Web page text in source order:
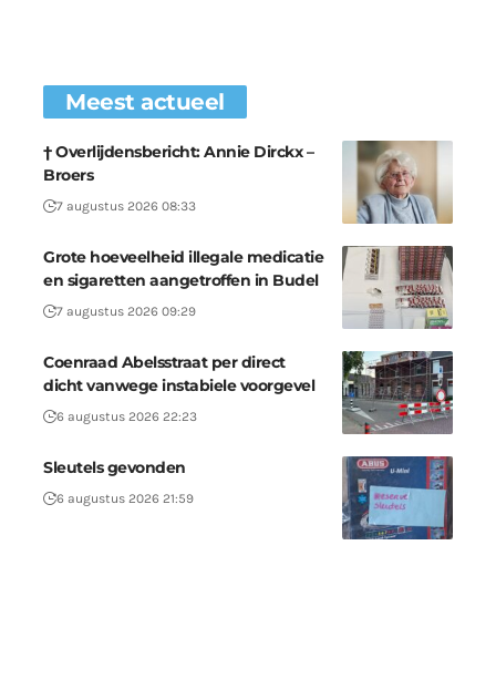
Meest actueel
† Overlijdensbericht: Annie Dirckx –
Broers
7 augustus 2026 08:33
Grote hoeveelheid illegale medicatie
en sigaretten aangetroffen in Budel
7 augustus 2026 09:29
Coenraad Abelsstraat per direct
dicht vanwege instabiele voorgevel
6 augustus 2026 22:23
Sleutels gevonden
6 augustus 2026 21:59